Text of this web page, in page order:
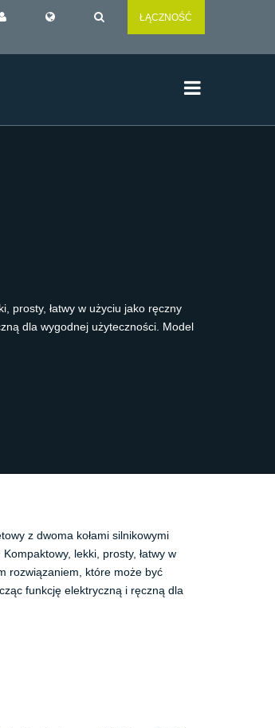
ŁĄCZNOŚĆ
prosty, łatwy w użyciu jako ręczny
dla wygodnej użyteczności. Model
z dwoma kołami silnikowymi
lekki, prosty, łatwy w
rozwiązaniem, które może być
funkcję elektryczną i ręczną dla